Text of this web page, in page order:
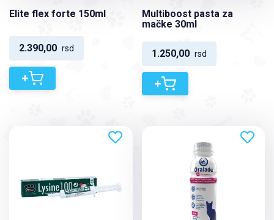
Elite flex forte 150ml
2.390,00 rsd
+
Multiboost pasta za
mačke 30ml
1.250,00 rsd
+